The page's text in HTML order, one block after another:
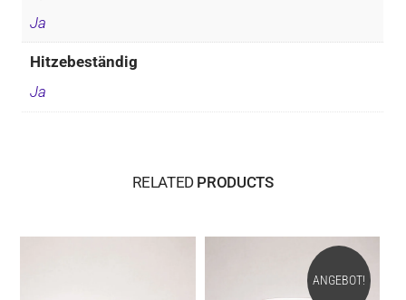
Ja
Hitzebeständig
Ja
RELATEDPRODUCTS
ANGEBOT!